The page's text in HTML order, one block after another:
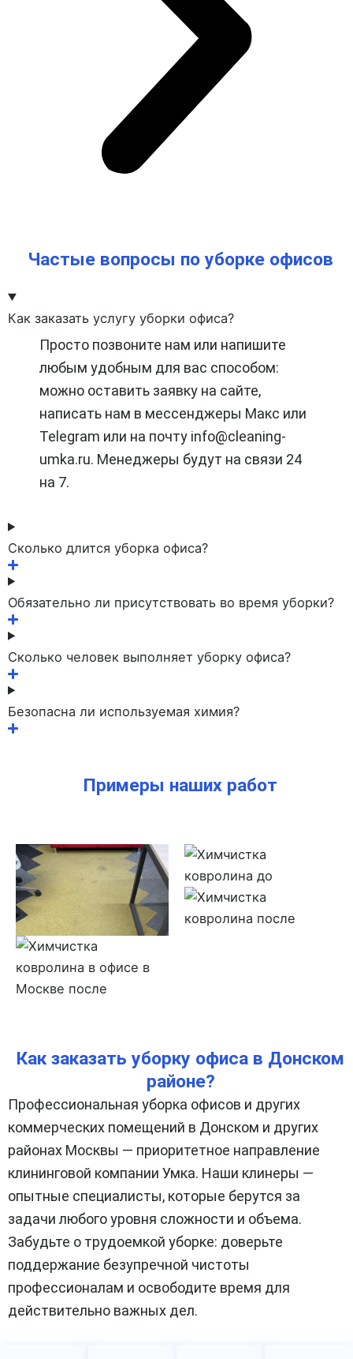
Частые вопросы по уборке офисов
Как заказать услугу уборки офиса?
Просто позвоните нам или напишите
любым удобным для вас способом:
можно оставить заявку на сайте,
написать нам в мессенджеры Макс или
Telegram или на почту info@cleaning-
umka.ru. Менеджеры будут на связи 24
на 7.
Сколько длится уборка офиса?
Обязательно ли присутствовать во время уборки?
Сколько человек выполняет уборку офиса?
Безопасна ли используемая химия?
Примеры наших работ
Как заказать уборку офиса в Донском
районе?
Профессиональная уборка офисов и других
коммерческих помещений в Донском и других
районах Москвы — приоритетное направление
клининговой компании Умка. Наши клинеры —
опытные специалисты, которые берутся за
задачи любого уровня сложности и объема.
Забудьте о трудоемкой уборке: доверьте
поддержание безупречной чистоты
профессионалам и освободите время для
действительно важных дел.